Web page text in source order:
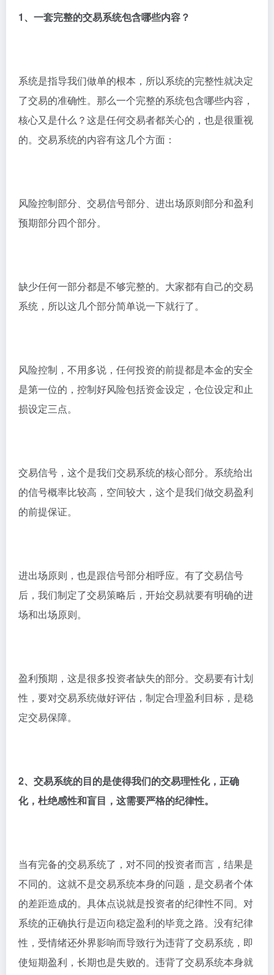
1、一套完整的交易系统包含哪些内容？
系统是指导我们做单的根本，所以系统的完整性就决定
了交易的准确性。那么一个完整的系统包含哪些内容，
核心又是什么？这是任何交易者都关心的，也是很重视
的。交易系统的内容有这几个方面：
风险控制部分、交易信号部分、进出场原则部分和盈利
预期部分四个部分。
缺少任何一部分都是不够完整的。大家都有自己的交易
系统，所以这几个部分简单说一下就行了。
风险控制，不用多说，任何投资的前提都是本金的安全
是第一位的，控制好风险包括资金设定，仓位设定和止
损设定三点。
交易信号，这个是我们交易系统的核心部分。系统给出
的信号概率比较高，空间较大，这个是我们做交易盈利
的前提保证。
进出场原则，也是跟信号部分相呼应。有了交易信号
后，我们制定了交易策略后，开始交易就要有明确的进
场和出场原则。
盈利预期，这是很多投资者缺失的部分。交易要有计划
性，要对交易系统做好评估，制定合理盈利目标，是稳
定交易保障。
2、交易系统的目的是使得我们的交易理性化，正确
化，杜绝感性和盲目，这需要严格的纪律性。
当有完备的交易系统了，对不同的投资者而言，结果是
不同的。这就不是交易系统本身的问题，是交易者个体
的差距造成的。具体点说就是投资者的纪律性不同。对
系统的正确执行是迈向稳定盈利的毕竟之路。没有纪律
性，受情绪还外界影响而导致行为违背了交易系统，即
使短期盈利，长期也是失败的。违背了交易系统本身就